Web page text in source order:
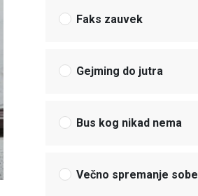
Faks zauvek
Gejming do jutra
Bus kog nikad nema
Večno spremanje sobe